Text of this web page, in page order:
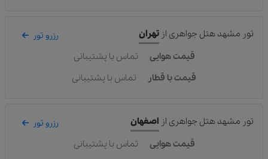
تور مشهد هتل جواهری از تهران رزرو تور
قیمت هوایی
تماس با پشتیبانی
قیمت با قطار
تماس با پشتیبانی
تور مشهد هتل جواهری از اصفهان رزرو تور
قیمت هوایی
تماس با پشتیبانی